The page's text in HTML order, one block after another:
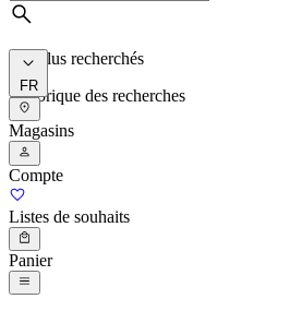
Les plus recherchés
Historique des recherches
FR
Magasins
Compte
Listes de souhaits
Panier